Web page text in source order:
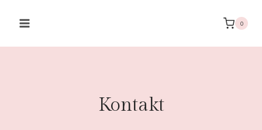
Inhalt
0
Kontakt